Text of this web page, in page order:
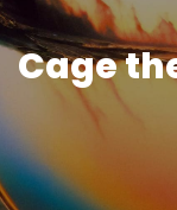
Cage